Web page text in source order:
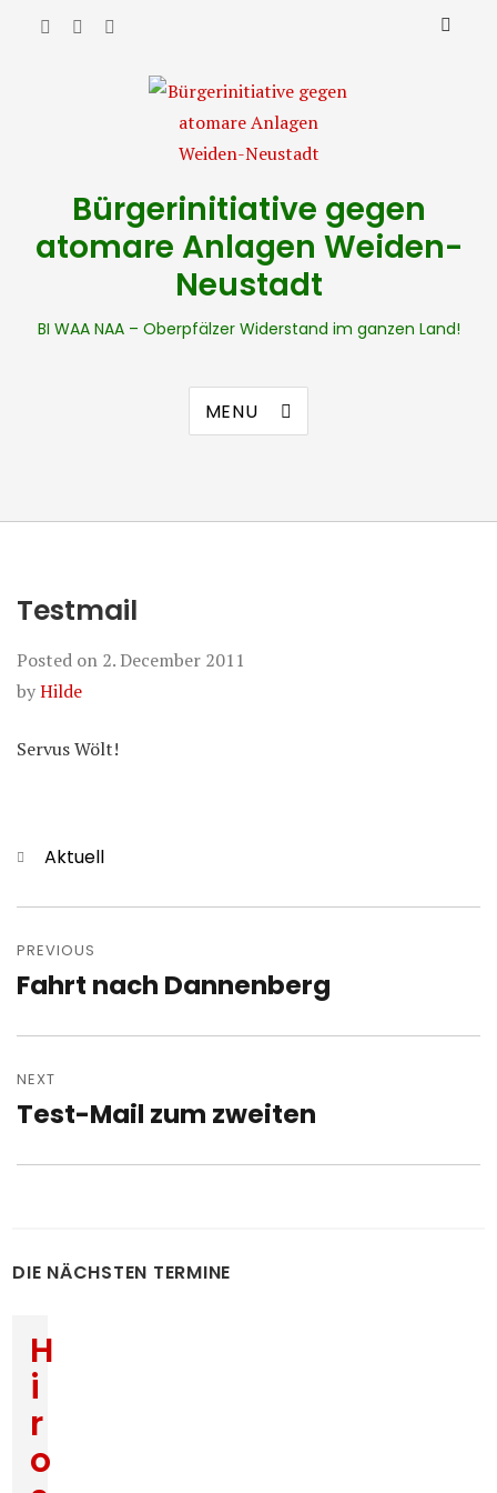
Bürgerinitiative gegen
atomare Anlagen Weiden-
Neustadt
BI WAA NAA – Oberpfälzer Widerstand im ganzen Land!
MENU
Testmail
Posted on 2. December 2011
byHilde
Servus Wölt!
Categories
Aktuell
navigation
PREVIOUS
Previous
Fahrt nach Dannenberg
NEXT
Next
Test-Mail zum zweiten
DIE NÄCHSTEN TERMINE
H
i
r
o